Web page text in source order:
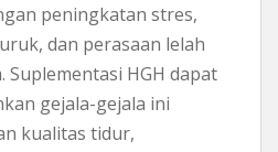
peningkatan stres,
dan perasaan lelah
Suplementasi HGH dapat
gejala-gejala ini
kualitas tidur,